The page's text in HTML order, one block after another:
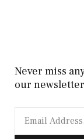
Never miss
our